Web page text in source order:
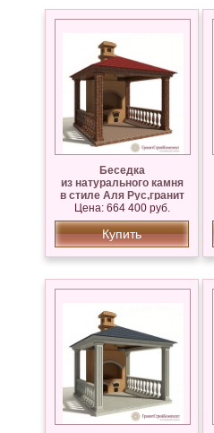
Беседка
из натурального камня
в стиле Аля Рус,гранит
Капустинский
Цена: 664 400 руб.
Купить